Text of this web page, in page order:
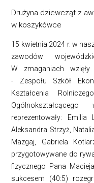
Drużyna dziewcząt z
w koszykówce
15 kwietnia 2024 r. w
zawodów
W zmaganiach
- Zespołu Szkół
Kształcenia
reprezentowały:
Aleksandra Strzyż,
Mazgaj, Gabriela
przygotowywane do
fizycznego Pana
sukcesem (40:5)